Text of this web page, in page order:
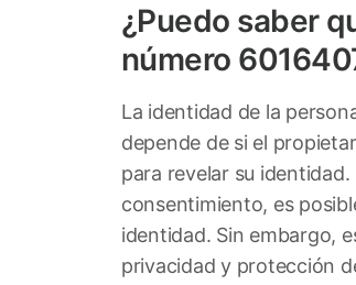
¿Puedo saber
número
La identidad de la
depende de si el
para revelar su
consentimiento, es
identidad. Sin embargo,
privacidad y protección